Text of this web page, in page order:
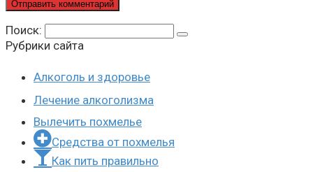
Поиск:
Рубрики сайта
Алкоголь и здоровье
Лечение алкоголизма
Вылечить похмелье
Средства от похмелья
Как пить правильно